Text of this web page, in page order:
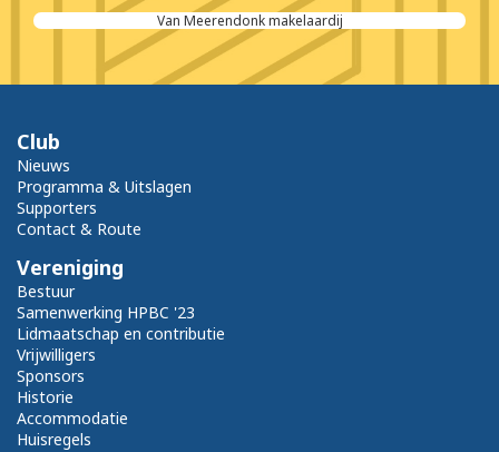
Van Meerendonk makelaardij
Club
Nieuws
Programma & Uitslagen
Supporters
Contact & Route
Vereniging
Bestuur
Samenwerking HPBC '23
Lidmaatschap en contributie
Vrijwilligers
Sponsors
Historie
Accommodatie
Huisregels